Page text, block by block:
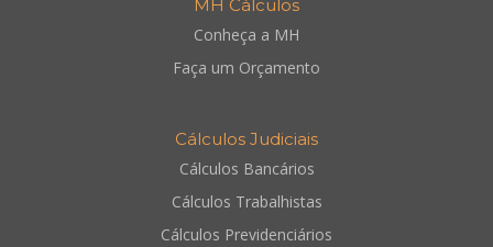
MH Cálculos
Conheça a MH
Faça um Orçamento
Cálculos Judiciais
Cálculos Bancários
Cálculos Trabalhistas
Cálculos Previdenciários